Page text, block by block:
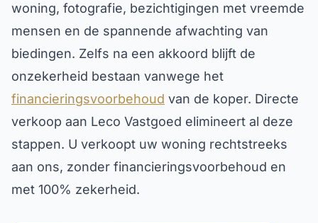
woning, fotografie, bezichtigingen met vreemde
mensen en de spannende afwachting van
biedingen. Zelfs na een akkoord blijft de
onzekerheid bestaan vanwege het
financieringsvoorbehoud van de koper. Directe
verkoop aan Leco Vastgoed elimineert al deze
stappen. U verkoopt uw woning rechtstreeks
aan ons, zonder financieringsvoorbehoud en
met 100% zekerheid.